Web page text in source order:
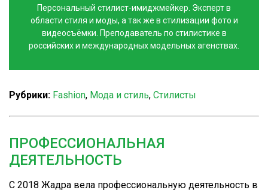
Персональный стилист-имиджмейкер. Эксперт в
области стиля и моды, а так же в стилизации фото и
видеосъёмки. Преподаватель по стилистике в
российских и международных модельных агенствах.
Рубрики: Fashion, Мода и стиль, Стилисты
ПРОФЕССИОНАЛЬНАЯ
ДЕЯТЕЛЬНОСТЬ
С 2018 Жадра вела профессиональную деятельность в